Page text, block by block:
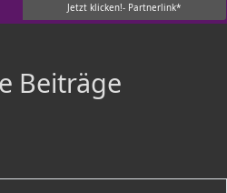
Jetzt klicken!- Partnerlink*
Beiträge